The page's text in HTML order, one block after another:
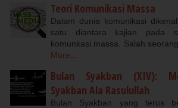
Teori Komunikasi Massa
Dalam dunia komunikasi
satu diantara kajian pada
komunkasi massa. Salah
More...
Bulan Syakban (XIV):
Syakban Ala Rasulullah
Bulan Syakban yang terus